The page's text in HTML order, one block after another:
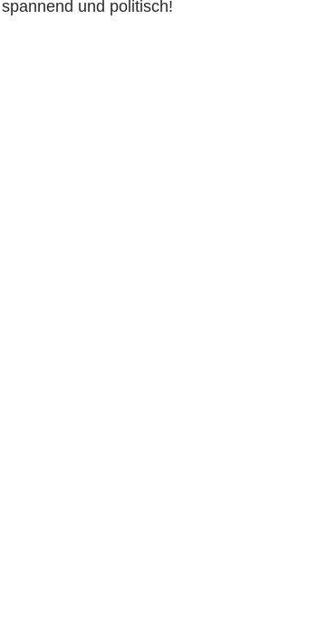
und politisch!